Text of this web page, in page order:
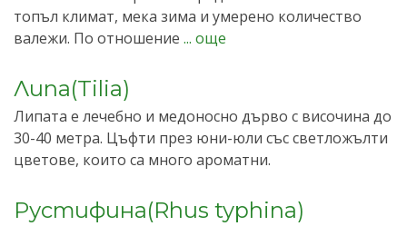
топъл климат, мека зима и умерено количество
валежи. По отношение ... още
Липа(Tilia)
Липата е лечебно и медоносно дърво с височина до
30-40 метра. Цъфти през юни-юли със светложълти
цветове, които са много ароматни.
Рустифина(Rhus typhina)